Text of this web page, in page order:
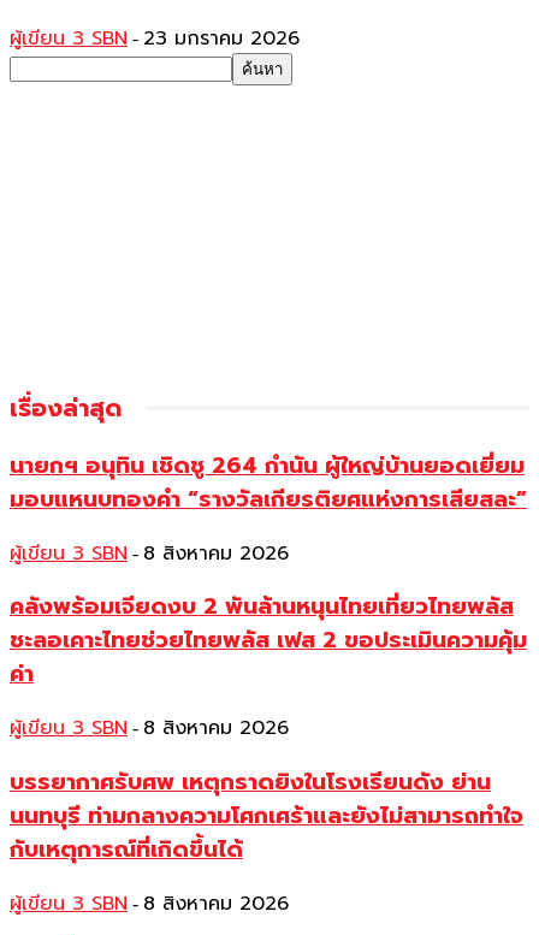
ผู้เขียน 3 SBN - 23 มกราคม 2026
เรื่องล่าสุด
นายกฯ อนุทิน เชิดชู 264 กำนัน ผู้ใหญ่บ้านยอดเยี่ยม
มอบแหนบทองคำ “รางวัลเกียรติยศแห่งการเสียสละ”
ผู้เขียน 3 SBN - 8 สิงหาคม 2026
คลังพร้อมเจียดงบ 2 พันล้านหนุนไทยเที่ยวไทยพลัส
ชะลอเคาะไทยช่วยไทยพลัส เฟส 2 ขอประเมินความคุ้ม
ค่า
ผู้เขียน 3 SBN - 8 สิงหาคม 2026
บรรยากาศรับศพ เหตุกราดยิงในโรงเรียนดัง ย่าน
นนทบุรี ท่ามกลางความโศกเศร้าและยังไม่สามารถทำใจ
กับเหตุการณ์ที่เกิดขึ้นได้
ผู้เขียน 3 SBN - 8 สิงหาคม 2026